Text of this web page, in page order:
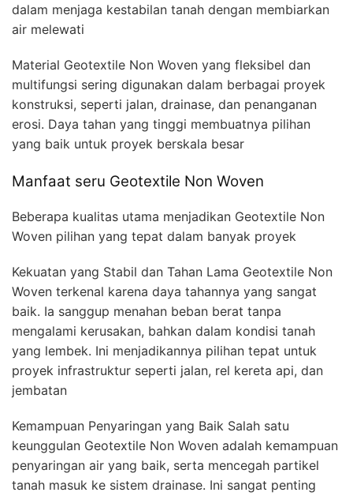
dalam menjaga kestabilan tanah dengan membiarkan
air melewati
Material Geotextile Non Woven yang fleksibel dan
multifungsi sering digunakan dalam berbagai proyek
konstruksi, seperti jalan, drainase, dan penanganan
erosi. Daya tahan yang tinggi membuatnya pilihan
yang baik untuk proyek berskala besar
Manfaat seru Geotextile Non Woven
Beberapa kualitas utama menjadikan Geotextile Non
Woven pilihan yang tepat dalam banyak proyek
Kekuatan yang Stabil dan Tahan Lama Geotextile Non
Woven terkenal karena daya tahannya yang sangat
baik. Ia sanggup menahan beban berat tanpa
mengalami kerusakan, bahkan dalam kondisi tanah
yang lembek. Ini menjadikannya pilihan tepat untuk
proyek infrastruktur seperti jalan, rel kereta api, dan
jembatan
Kemampuan Penyaringan yang Baik Salah satu
keunggulan Geotextile Non Woven adalah kemampuan
penyaringan air yang baik, serta mencegah partikel
tanah masuk ke sistem drainase. Ini sangat penting